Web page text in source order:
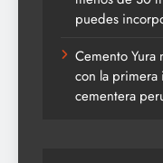
puedes
Cemento Yura
con la primera
cementera